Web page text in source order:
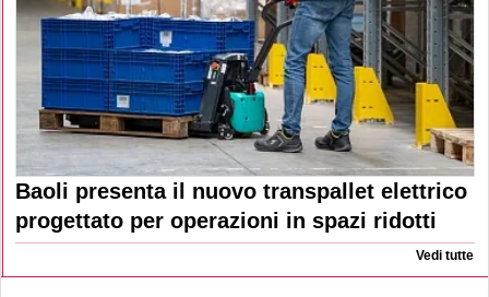
Baoli presenta il nuovo transpallet elettrico
progettato per operazioni in spazi ridotti
Vedi tutte